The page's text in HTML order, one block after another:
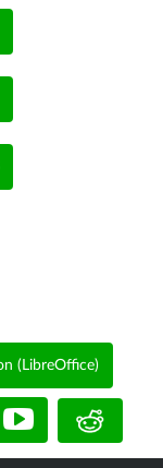
(LibreOffice)